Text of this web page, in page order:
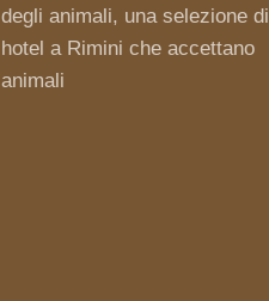
degli animali, una selezione di
hotel a Rimini che accettano
animali